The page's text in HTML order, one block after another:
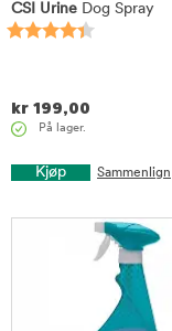
CSI Urine Dog Spray
kr 199,00
På lager.
Kjøp Sammenlign